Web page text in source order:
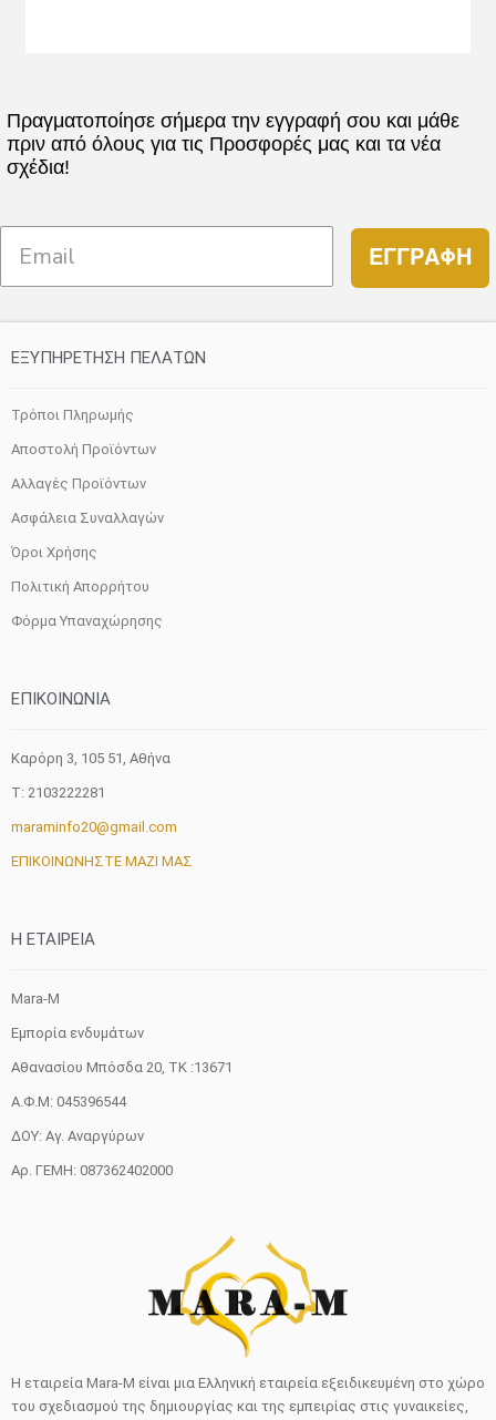
Πραγματοποίησε σήμερα την εγγραφή σου και μάθε
πριν από όλους για τις Προσφορές μας και τα νέα
σχέδια!
ΕΓΓΡΑΦΗ
ΕΞΥΠΗΡΕΤΗΣΗ ΠΕΛΑΤΩΝ
Τρόποι Πληρωμής
Αποστολή Προϊόντων
Αλλαγές Προϊόντων
Ασφάλεια Συναλλαγών
Όροι Χρήσης
Πολιτική Απορρήτου
Φόρμα Υπαναχώρησης
ΕΠΙΚΟΙΝΩΝΙΑ
Καρόρη 3, 105 51, Aθήνα
T: 2103222281
maraminfo20@gmail.com
ΕΠΙΚΟΙΝΩΝΗΣΤΕ ΜΑΖΙ ΜΑΣ
H ETAIΡΕΙΑ
Mara-M
Εμπορία ενδυμάτων
Αθανασίου Μπόσδα 20, ΤΚ :13671
Α.Φ.Μ: 045396544
ΔΟΥ: Αγ. Αναργύρων
Αρ. ΓΕΜΗ: 087362402000
Η εταιρεία Mara-M είναι μια Ελληνική εταιρεία εξειδικευμένη στο χώρο
του σχεδιασμού της δημιουργίας και της εμπειρίας στις γυναικείες,